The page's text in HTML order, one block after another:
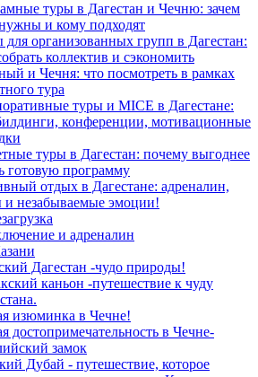
туры в Дагестан и Чечню: зачем
и кому подходят
для организованных групп в Дагестан:
коллектив и сэкономить
и Чечня: что посмотреть в рамках
тура
туры и MICE в Дагестане:
конференции, мотивационные
туры в Дагестан: почему выгоднее
готовую программу
отдых в Дагестане: адреналин,
и незабываемые эмоции!
и адреналин
Дагестан -чудо природы!
каньон -путешествие к чуду
изюминка в Чечне!
достопримечательность в Чечне-
замок
Дубай - путешествие, которое